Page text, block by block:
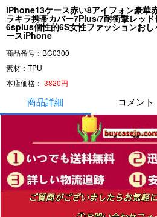
iPhone13ケース赤い8アイフォン豪華
ラキラ携帯カバー7Plus/7耐衝撃レッ
6splus個性的6S女性ファッションお
ースiPhone
商品番号：BC0300
素材：TPU
本店価格： 3820円
商品詳細 コメント